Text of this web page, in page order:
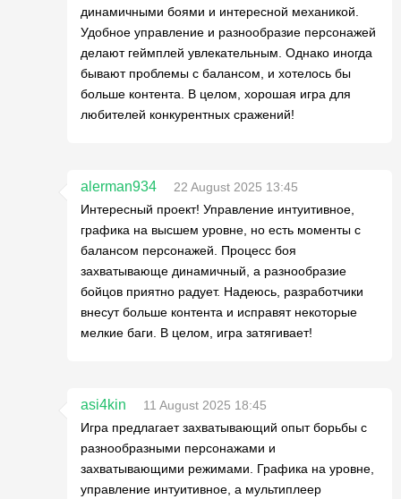
динамичными боями и интересной механикой.
Удобное управление и разнообразие персонажей
делают геймплей увлекательным. Однако иногда
бывают проблемы с балансом, и хотелось бы
больше контента. В целом, хорошая игра для
любителей конкурентных сражений!
alerman934
22 August 2025 13:45
Интересный проект! Управление интуитивное,
графика на высшем уровне, но есть моменты с
балансом персонажей. Процесс боя
захватывающе динамичный, а разнообразие
бойцов приятно радует. Надеюсь, разработчики
внесут больше контента и исправят некоторые
мелкие баги. В целом, игра затягивает!
asi4kin
11 August 2025 18:45
Игра предлагает захватывающий опыт борьбы с
разнообразными персонажами и
захватывающими режимами. Графика на уровне,
управление интуитивное, а мультиплеер